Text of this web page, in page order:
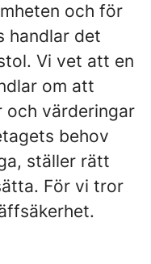
och för
handlar det
Vi vet att en
om att
och värderingar
behov
ställer rätt
För vi tror